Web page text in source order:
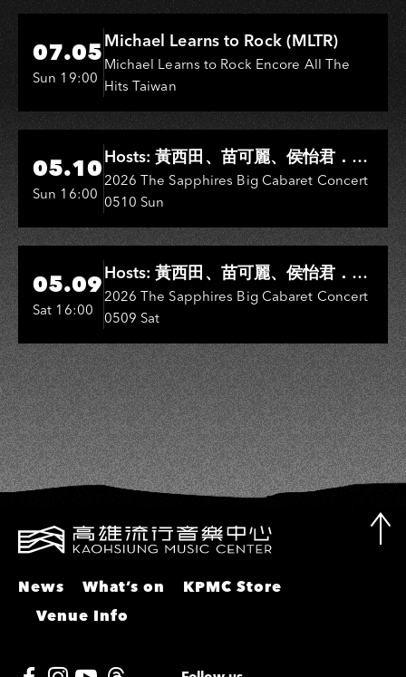
Hi-Ing Music Hall
07.05
Sun 19:00
Michael Learns to Rock (MLTR)
Michael Learns to Rock Encore All The
Hits Taiwan
Hi-Ing Music Hall
05.10
Sun 16:00
Hosts: 黃西田、苗可麗、侯怡君．
Entertainers: 葉啟田、鳥來嬤-吳
敏、王彩樺、王瑞霞、吳淑敏、施文
彬、邵大倫、曹雅雯、陳孟賢、黃露
瑤
2026 The Sapphires Big Cabaret Concert
0510 Sun
Hi-Ing Music Hall
05.09
Sat 16:00
Hosts: 黃西田、苗可麗、侯怡君．
Entertainers: 葉啟田、鳥來嬤-吳
敏、張秀卿、王彩樺、吳淑敏、施文
彬、邵大倫、曹雅雯、陳孟賢、黃露
瑤
2026 The Sapphires Big Cabaret Concert
0509 Sat
News What’s on
KPMC Store
Venue Info